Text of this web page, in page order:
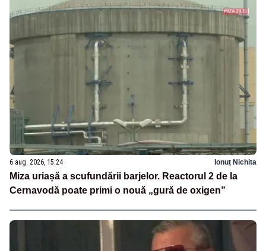
6 aug. 2026, 15:24 Ionuț Nichita
Miza uriașă a scufundării barjelor. Reactorul 2 de la
Cernavodă poate primi o nouă „gură de oxigen”